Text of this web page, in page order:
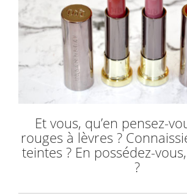
Et vous, qu’en pensez-
rouges à lèvres ?
teintes ? En possédez-
?